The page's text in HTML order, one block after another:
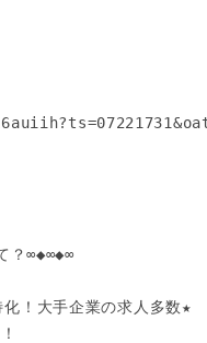
？∞◆∞◆∞
！大手企業の求人多数★